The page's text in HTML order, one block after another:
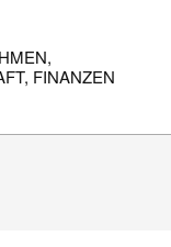
FINANZEN